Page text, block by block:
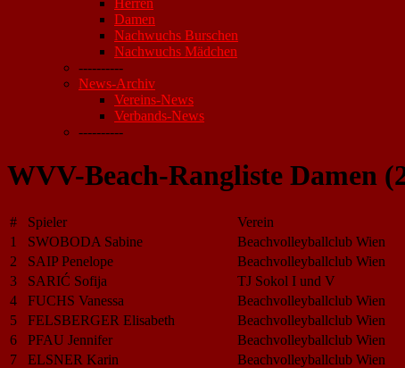
Herren
Damen
Nachwuchs Burschen
Nachwuchs Mädchen
----------
News-Archiv
Vereins-News
Verbands-News
----------
WVV-Beach-Rangliste Damen
# Spieler Verein
1
SWOBODA Sabine Beachvolleyballclub Wien
2
SAIP Penelope Beachvolleyballclub Wien
3
SARIĆ Sofija TJ Sokol I und V
4
FUCHS Vanessa Beachvolleyballclub Wien
5
FELSBERGER Elisabeth Beachvolleyballclub Wien
6
PFAU Jennifer Beachvolleyballclub Wien
7
ELSNER Karin Beachvolleyballclub Wien